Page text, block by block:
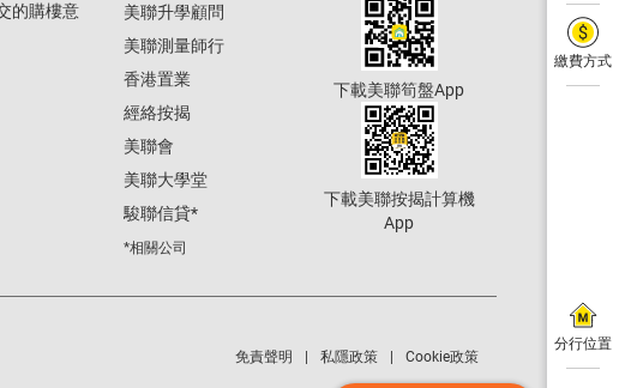
繳費方式
分行位置
的購樓意
美聯升學顧問
美聯測量師行
香港置業
經絡按揭
美聯會
美聯大學堂
駿聯信貸*
*相關公司
下載美聯筍盤App
下載美聯按揭計算機
App
免責聲明 私隱政策 Cookie政策